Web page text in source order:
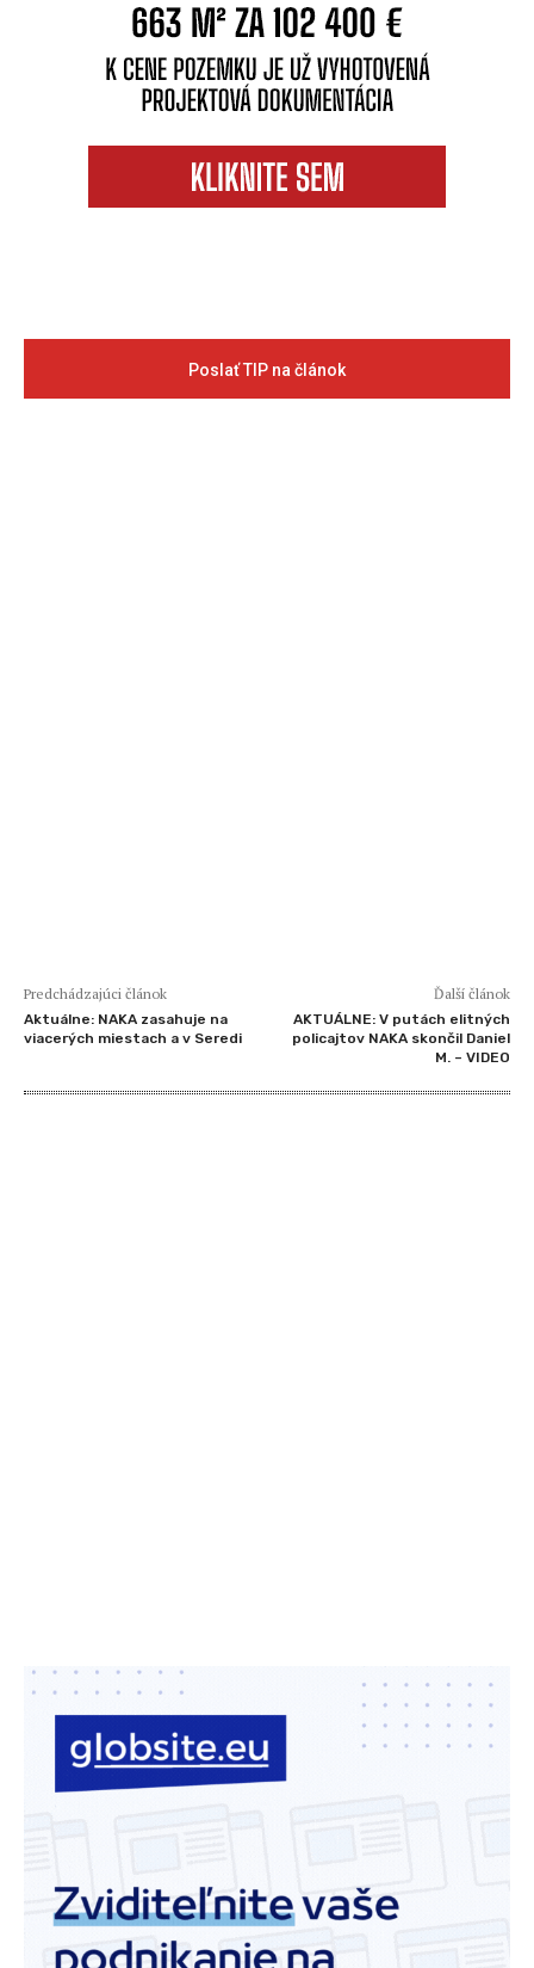
Poslať TIP na článok
Predchádzajúci článok
Aktuálne: NAKA zasahuje na
viacerých miestach a v Seredi
Ďalší článok
AKTUÁLNE: V putách elitných
policajtov NAKA skončil Daniel
M. – VIDEO